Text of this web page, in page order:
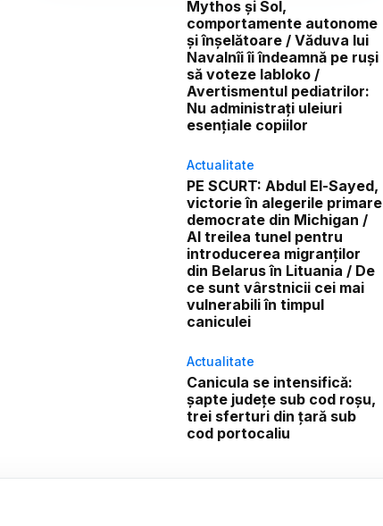
Mythos și Sol,
comportamente autonome
și înșelătoare / Văduva lui
Navalnîi îi îndeamnă pe ruși
să voteze Iabloko /
Avertismentul pediatrilor:
Nu administrați uleiuri
esențiale copiilor
Actualitate
PE SCURT: Abdul El-Sayed,
victorie în alegerile primare
democrate din Michigan /
Al treilea tunel pentru
introducerea migranților
din Belarus în Lituania / De
ce sunt vârstnicii cei mai
vulnerabili în timpul
caniculei
Actualitate
Canicula se intensifică:
șapte județe sub cod roșu,
trei sferturi din țară sub
cod portocaliu